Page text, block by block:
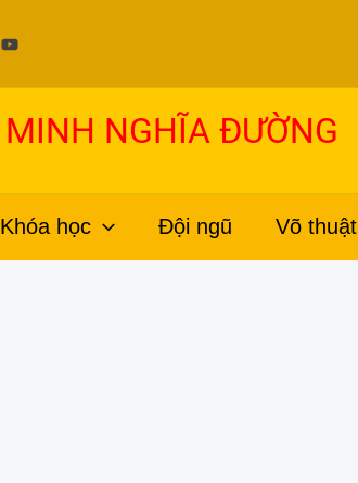
MINH NGHĨA ĐƯỜNG
Khóa học Đội ngũ Võ thuật